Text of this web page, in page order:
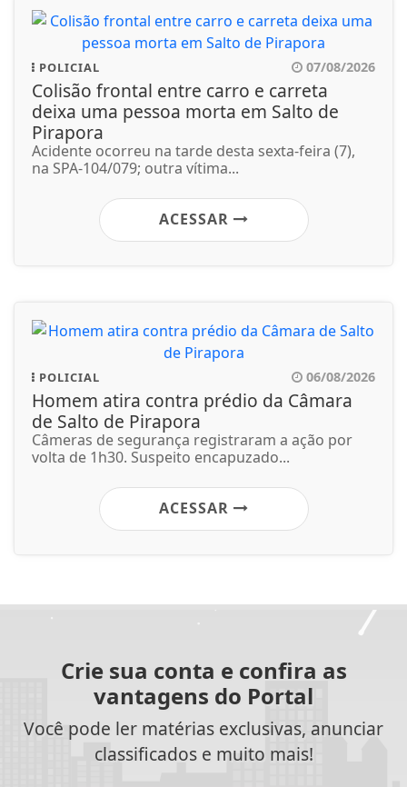
POLICIAL 07/08/2026
Colisão frontal entre carro e carreta
deixa uma pessoa morta em Salto de
Pirapora
Acidente ocorreu na tarde desta sexta-feira (7),
na SPA-104/079; outra vítima...
ACESSAR
POLICIAL 06/08/2026
Homem atira contra prédio da Câmara
de Salto de Pirapora
Câmeras de segurança registraram a ação por
volta de 1h30. Suspeito encapuzado...
ACESSAR
Crie sua conta e confira as
vantagens do Portal
Você pode ler matérias exclusivas, anunciar
classificados e muito mais!